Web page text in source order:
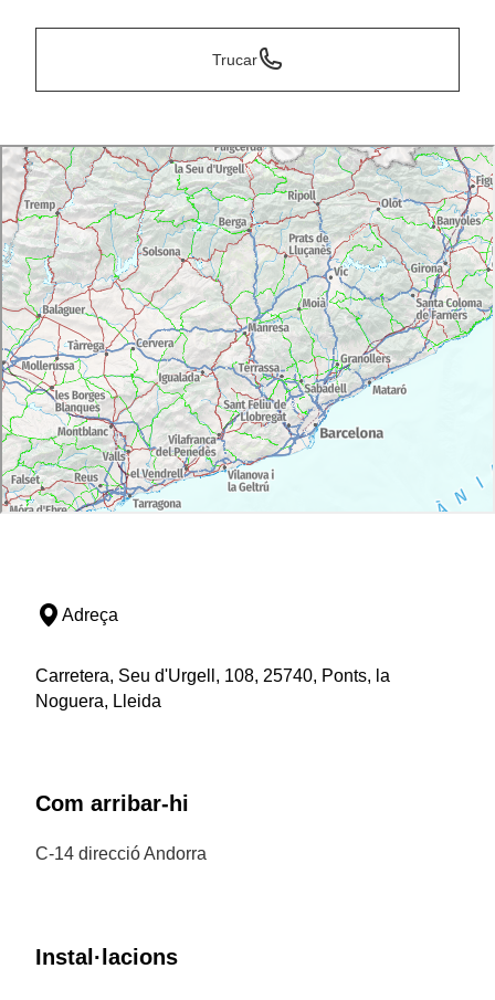
Trucar
Adreça
Carretera, Seu d'Urgell, 108, 25740, Ponts, la
Noguera, Lleida
Com arribar-hi
C-14 direcció Andorra
Instal·lacions